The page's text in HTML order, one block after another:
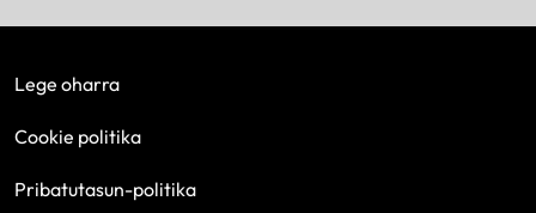
Lege oharra
Cookie politika
Pribatutasun-politika